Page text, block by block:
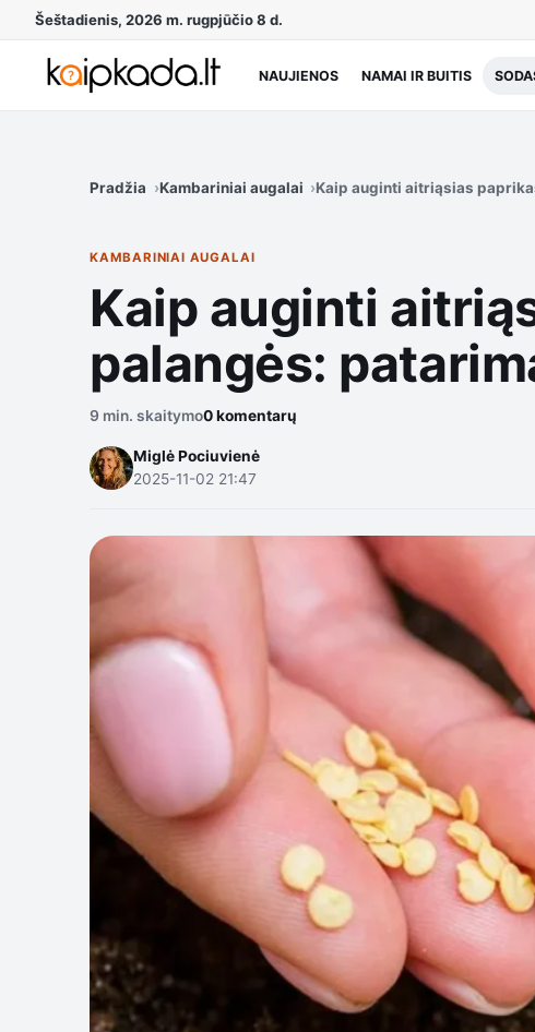
Šeštadienis, 2026 m. rugpjūčio 8 d.
NAUJIENOS NAMAI IR BUITIS
Pradžia Kambariniai augalai Kaip auginti aitriąsias
KAMBARINIAI AUGALAI
Kaip auginti
palangės:
9 min. skaitymo0 komentarų
Miglė Pociuvienė
2025-11-02 21:47